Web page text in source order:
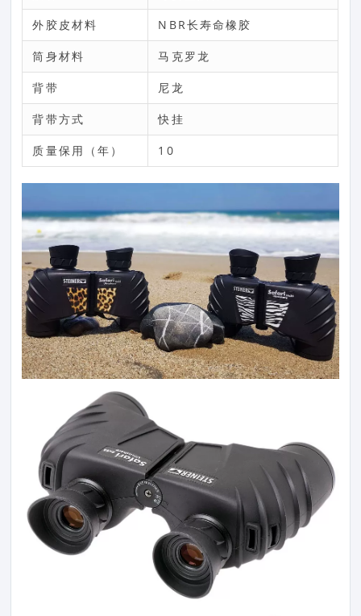
外胶皮材料 NBR长寿命橡胶
筒身材料 马克罗龙
背带 尼龙
背带方式 快挂
质量保用（年） 10